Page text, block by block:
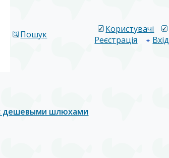
Пошук
Користувачі
Реєстрація
Вхід
дешевыми шлюхами